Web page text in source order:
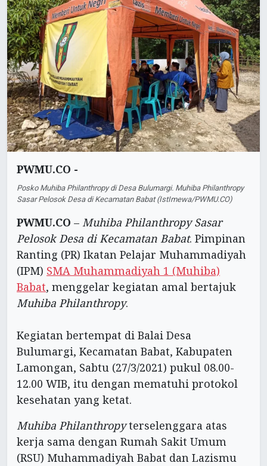
PWMU.CO -
PoskoMuhiba Philanthropydi Desa Bulumargi. Muhiba Philanthropy
Sasar Pelosok Desa di Kecamatan Babat (IstImewa/PWMU.CO)
PWMU.CO – Muhiba Philanthropy Sasar
Pelosok Desa di Kecamatan Babat. Pimpinan
Ranting (PR) Ikatan Pelajar Muhammadiyah
(IPM) SMA Muhammadiyah 1 (Muhiba)
Babat, menggelar kegiatan amal bertajuk
Muhiba Philanthropy.
Kegiatan bertempat di Balai Desa
Bulumargi, Kecamatan Babat, Kabupaten
Lamongan, Sabtu (27/3/2021) pukul 08.00-
12.00 WIB, itu dengan mematuhi protokol
kesehatan yang ketat.
Muhiba Philanthropyterselenggara atas
kerja sama dengan Rumah Sakit Umum
(RSU) Muhammadiyah Babat dan Lazismu